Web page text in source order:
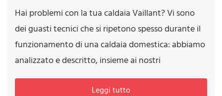
Hai problemi con la tua caldaia Vaillant? Vi sono
dei guasti tecnici che si ripetono spesso durante il
funzionamento di una caldaia domestica: abbiamo
analizzato e descritto, insieme ai nostri
Leggi tutto